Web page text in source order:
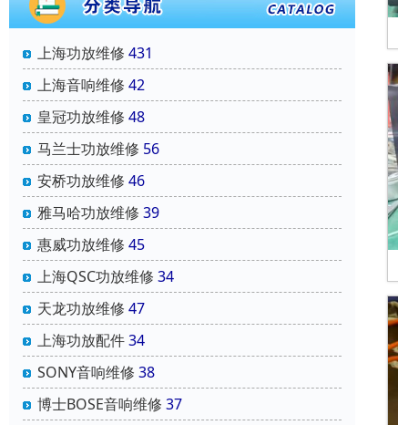
上海功放维修 431
上海音响维修 42
皇冠功放维修 48
马兰士功放维修 56
安桥功放维修 46
雅马哈功放维修 39
惠威功放维修 45
上海QSC功放维修 34
天龙功放维修 47
上海功放配件34
SONY音响维修 38
博士BOSE音响维修 37